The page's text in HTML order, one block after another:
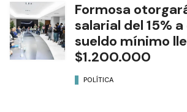
Formosa
salarial del 15%
sueldo mínimo
$1.200.000
POLÍTICA